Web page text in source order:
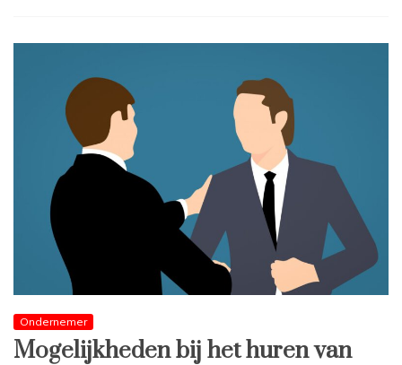
Ondernemer
Mogelijkheden bij het huren van